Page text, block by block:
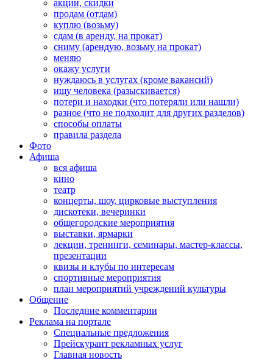
акции, скидки
продам (отдам)
куплю (возьму)
сдам (в аренду, на прокат)
сниму (арендую, возьму на прокат)
меняю
окажу услуги
нуждаюсь в услугах (кроме вакансий)
ищу человека (разыскивается)
потери и находки (что потеряли или нашли)
разное (что не подходит для других разделов)
способы оплаты
правила раздела
Фото
Афиша
вся афиша
кино
театр
концерты, шоу, цирковые выступления
дискотеки, вечеринки
общегородские мероприятия
выставки, ярмарки
лекции, тренинги, семинары, мастер-классы,
презентации
квизы и клубы по интересам
спортивные мероприятия
план мероприятий учреждений культуры
Общение
Последние комментарии
Реклама на портале
Специальные предложения
Прейскурант рекламных услуг
Главная новость